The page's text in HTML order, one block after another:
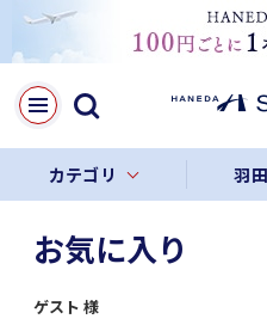
カテゴリ 羽
お気に入り
ゲスト 様